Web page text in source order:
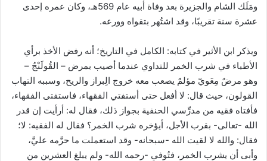
ومَلَك الشام والجزيرة بعد وفاة أبيه عام 569هـ، وكان عمره إحدى
عشرة سنة تقريبًا، وقد اشتُهر بتقواه وورعه.
ويذكر ابن الأثير في كتابه: الكامل في التاريخ؛ أنه رفض الأخذ برأي
الأطباء في شرب الخمر للتداوي عندما أصيب بمرض – القُولَنْجُ –
وهو مرضٌ مِعَويّ مؤلمٌ يصعب معه خروج الِبراز والريح، وسببه التهاب
القولون، حيث قال: لا أفعل حتى أستفتي الفقهاء، فاستفتى الفقهاء،
فأفتاه فقيه من مدرِّسي الحنفية بجواز ذلك، فقال له: أرأيت إن قدر
الله -تعالى- بقرب الأجل، أيؤخره شرب الخمر؟ فقال له الفقيه: لا؛
فقال: والله لا لقيت الله -سبحانه- وقد استعملت ما حرَّمه عليَّ،
وأبى أن يشرب الخمر، فتُوفي -رحمه الله- ولم يبلغ العشرين من